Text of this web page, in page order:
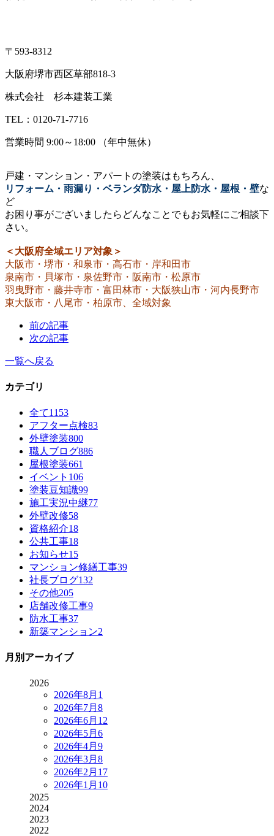
〒593-8312
大阪府堺市西区草部818-3
株式会社 杉本建装工業
TEL：0120-71-7716
営業時間 9:00～18:00 （年中無休）
戸建・マンション・アパートの塗装はもちろん、
リフォーム・雨漏り・ベランダ防水・屋上防水・屋根・壁な
ど
お困り事がございましたらどんなことでもお気軽にご相談下
さい。
＜大阪府全域エリア対象＞
大阪市・堺市・和泉市・高石市・岸和田市
泉南市・貝塚市・泉佐野市・阪南市・松原市
羽曳野市・藤井寺市・富田林市・大阪狭山市・河内長野市
東大阪市・八尾市・柏原市、全域対象
前の記事
次の記事
一覧へ戻る
カテゴリ
全て1153
アフター点検83
外壁塗装800
職人ブログ886
屋根塗装661
イベント 106
塗装豆知識99
施工実況中継77
外壁改修58
資格紹介18
公共工事18
お知らせ15
マンション修繕工事39
社長ブログ132
その他205
店舗改修工事9
防水工事37
新築マンション2
月別アーカイブ
2026
2026年8月 1
2026年7月 8
2026年6月 12
2026年5月 6
2026年4月 9
2026年3月 8
2026年2月 17
2026年1月 10
2025
2024
2023
2022